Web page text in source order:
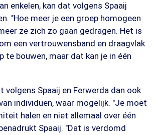
enkelen, kan dat volgens Spaaij
"Hoe meer je een groep homogeen
ze zich zo gaan gedragen. Het is
een vertrouwensband en draagvlak
te bouwen, maar dat kan je in één
volgens Spaaij en Ferwerda dan ook
individuen, waar mogelijk. "Je moet
halen en niet allemaal over één
Spaaij. "Dat is verdomd